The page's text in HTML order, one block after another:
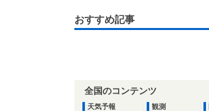
おすすめ記事
全国のコンテンツ
天気予報
観測